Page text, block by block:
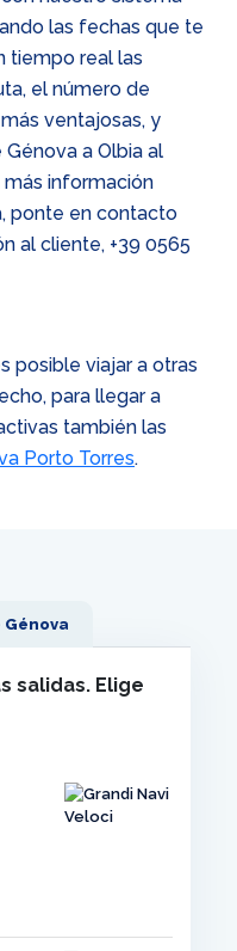
las fechas que te
tiempo real las
el número de
ventajosas, y
Génova a Olbia al
información
ponte en contacto
al cliente, +39 0565
posible viajar a otras
para llegar a
también las
Porto Torres.
Génova
salidas. Elige